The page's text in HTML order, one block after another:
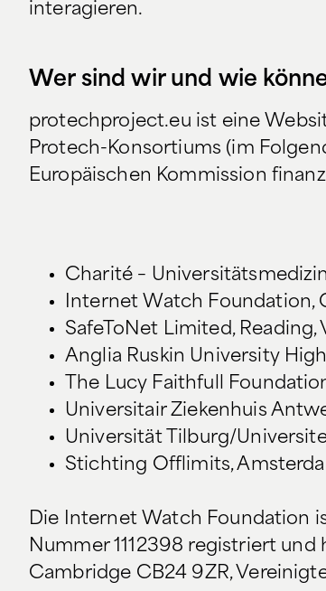
interagieren.
Wer sind wir und wie
protechproject.eu ist eine
Protech-Konsortiums (im
Europäischen Kommission
Charité –
Internet Watch Foundation,
SafeToNet Limited,
Anglia Ruskin University
The Lucy Faithfull
Universitair Ziekenhuis
Universität Tilburg/
Stichting Offlimits,
Die Internet Watch Foundation
Nummer 1112398 registriert
Cambridge CB24 9ZR,